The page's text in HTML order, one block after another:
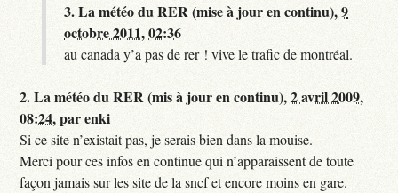
3.La météo du RER (mise à jour en continu),9
octobre 2011, 02:36
au canada y’a pas de rer ! vive le trafic de montréal.
2.La météo du RER (mis à jour en continu),2 avril 2009,
08:24,parenki
Si ce site n’existait pas, je serais bien dans la mouise.
Merci pour ces infos en continue qui n’apparaissent de toute
façon jamais sur les site de la sncf et encore moins en gare.